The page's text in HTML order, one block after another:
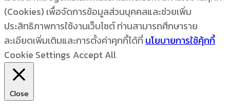
(Cookies) เพื่อจัดการข้อมูลส่วนบุคคลและช่วยเพิ่ม
ประสิทธิภาพการใช้งานเว็บไซต์ ท่านสามารถศึกษาราย
ละเอียดเพิ่มเติมและการตั้งค่าคุกกี้ได้ที่ นโยบายการใช้คุ้กกี้
Cookie Settings Accept All
Close